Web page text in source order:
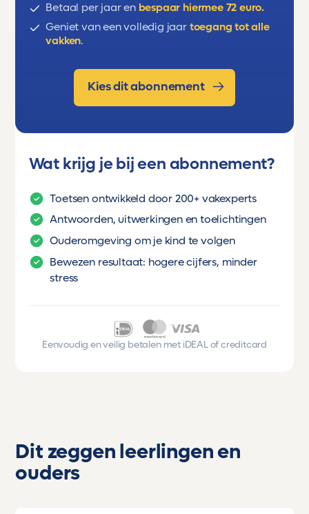
Betaal per jaar en bespaar hiermee 72 euro.
Geniet van een volledig jaar toegang tot alle
vakken.
Kies dit abonnement
Wat krijg je bij een abonnement?
Toetsen ontwikkeld door 200+ vakexperts
Antwoorden, uitwerkingen en toelichtingen
Ouderomgeving om je kind te volgen
Bewezen resultaat: hogere cijfers, minder
stress
Eenvoudig en veilig betalen met iDEAL of creditcard
Dit zeggen leerlingen en
ouders